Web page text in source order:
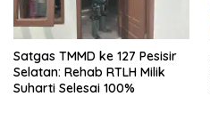
Satgas TMMD ke 127 Pesisir
Selatan: Rehab RTLH Milik
Suharti Selesai 100%